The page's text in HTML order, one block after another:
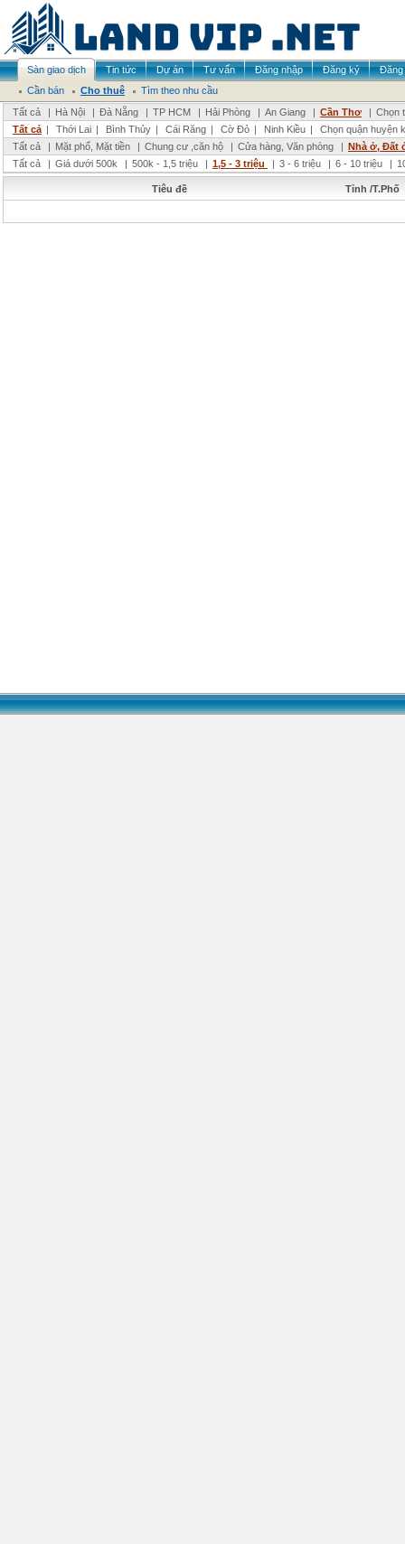
Sàn giao dịch Tin tức Dự án Tư vấn Đăng nhập Đăng ký
Đăng
Cần bán
Cho thuê
Tìm theo nhu cầu
Tất cả
| Hà Nội | Đà Nẵng | TP HCM | Hải Phòng | An Giang | Cần Thơ | Chọn
Tất cả | Thới Lai | Bình Thủy | Cái Răng | Cờ Đỏ | Ninh Kiều |
Chọn quận huyện
Tất cả
| Mặt phố, Mặt tiền | Chung cư ,căn hộ | Cửa hàng, Văn phòng | Nhà ở, Đất
Tất cả
| Giá dưới 500k | 500k - 1,5 triệu | 1,5 - 3 triệu | 3 - 6 triệu | 6 - 10 triệu |
Tiêu đề Tỉnh /T.Phố